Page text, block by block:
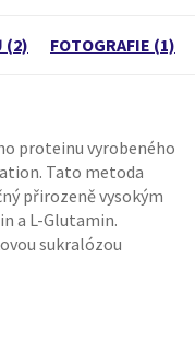
(2) FOTOGRAFIE (1)
proteinu vyrobeného
Tato metoda
přirozeně vysokým
a L-Glutamin.
sukralózou